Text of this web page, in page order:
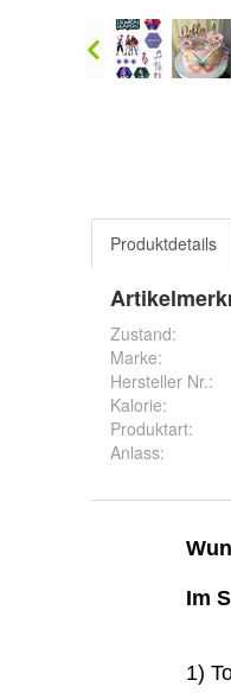
Produktdetails
Zustand:
Marke:
Hersteller Nr.:
Kalorie:
Produktart:
Anlass: